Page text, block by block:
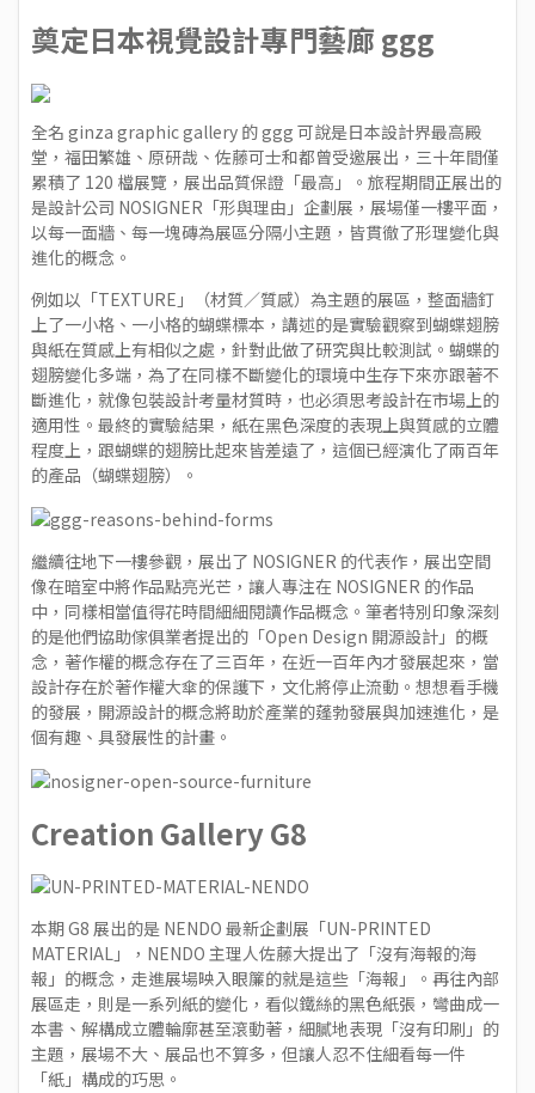
奠定日本視覺設計專門藝廊 ggg
全名 ginza graphic gallery 的 ggg 可說是日本設計界最高殿
堂，福田繁雄、原研哉、佐藤可士和都曾受邀展出，三十年間僅
累積了 120 檔展覽，展出品質保證「最高」。旅程期間正展出的
是設計公司 NOSIGNER 「形與理由」企劃展，展場僅一樓平面，
以每一面牆、每一塊磚為展區分隔小主題，皆貫徹了形理變化與
進化的概念。
例如以「TEXTURE」（材質／質感）為主題的展區，整面牆釘
上了一小格、一小格的蝴蝶標本，講述的是實驗觀察到蝴蝶翅膀
與紙在質感上有相似之處，針對此做了研究與比較測試。蝴蝶的
翅膀變化多端，為了在同樣不斷變化的環境中生存下來亦跟著不
斷進化，就像包裝設計考量材質時，也必須思考設計在市場上的
適用性。最終的實驗結果，紙在黑色深度的表現上與質感的立體
程度上，跟蝴蝶的翅膀比起來皆差遠了，這個已經演化了兩百年
的產品（蝴蝶翅膀）。
繼續往地下一樓參觀，展出了 NOSIGNER 的代表作，展出空間
像在暗室中將作品點亮光芒，讓人專注在 NOSIGNER 的作品
中，同樣相當值得花時間細細閱讀作品概念。筆者特別印象深刻
的是他們協助傢俱業者提出的「Open Design 開源設計」的概
念，著作權的概念存在了三百年，在近一百年內才發展起來，當
設計存在於著作權大傘的保護下，文化將停止流動。想想看手機
的發展，開源設計的概念將助於產業的蓬勃發展與加速進化，是
個有趣、具發展性的計畫。
Creation Gallery G8
本期 G8 展出的是 NENDO 最新企劃展「UN-PRINTED
MATERIAL」，NENDO 主理人佐藤大提出了「沒有海報的海
報」的概念，走進展場映入眼簾的就是這些「海報」。再往內部
展區走，則是一系列紙的變化，看似鐵絲的黑色紙張，彎曲成一
本書、解構成立體輪廓甚至滾動著，細膩地表現「沒有印刷」的
主題，展場不大、展品也不算多，但讓人忍不住細看每一件
「紙」構成的巧思。